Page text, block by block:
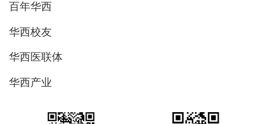
百年华西
华西校友
华西医联体
华西产业